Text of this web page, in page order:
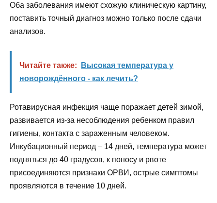
Оба заболевания имеют схожую клиническую картину,
поставить точный диагноз можно только после сдачи
анализов.
Читайте также:
Высокая температура у
новорождённого - как лечить?
Ротавирусная инфекция чаще поражает детей зимой,
развивается из-за несоблюдения ребенком правил
гигиены, контакта с зараженным человеком.
Инкубационный период – 14 дней, температура может
подняться до 40 градусов, к поносу и рвоте
присоединяются признаки ОРВИ, острые симптомы
проявляются в течение 10 дней.